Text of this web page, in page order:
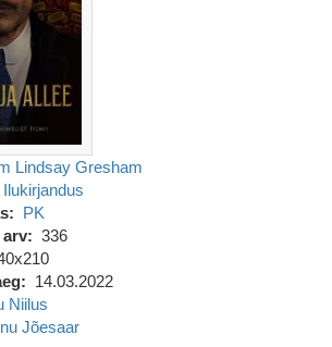
Lindsay Gresham
Ilukirjandus
PK
arv
336
14.03.2022
Niilus
Jõesaar